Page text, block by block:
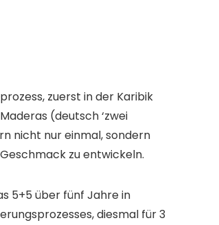
zuerst in der Karibik
(deutsch ‘zwei
nicht nur einmal, sondern
zu entwickeln.
5+5 über fünf Jahre in
diesmal für 3